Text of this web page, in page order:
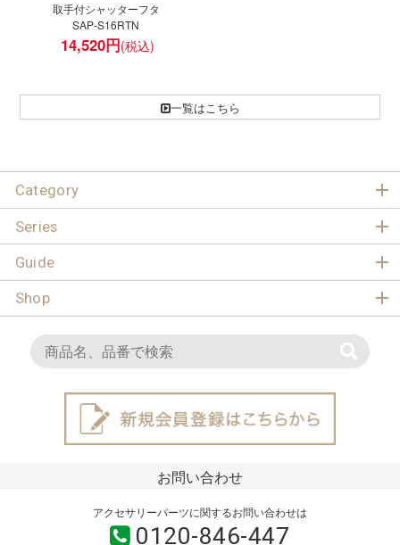
取手付シャッターフタ
SAP-S16RTN
14,520円
一覧はこちら
Category
Series
Guide
Shop
お問い合わせ
アクセサリーパーツに関するお問い合わせは
0120-846-447